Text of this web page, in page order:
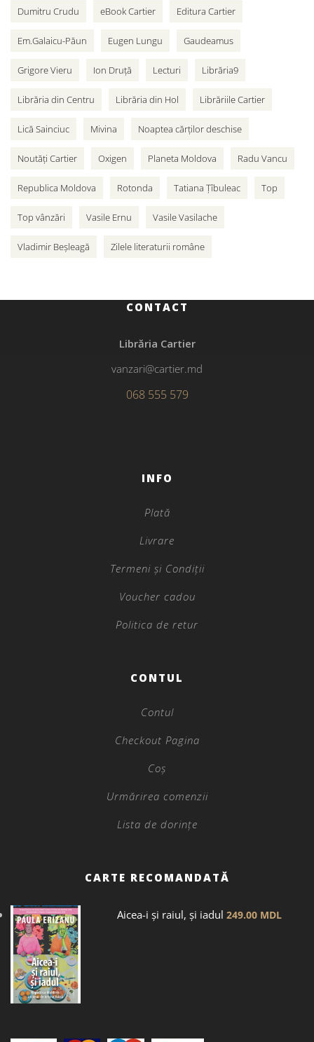
Dumitru Crudu eBook Cartier Editura Cartier
Em.Galaicu-Păun Eugen Lungu Gaudeamus
Grigore Vieru Ion Druță Lecturi Librăria9
Librăria din Centru Librăria din Hol Librăriile Cartier
Lică Sainciuc Mivina Noaptea cărților deschise
Noutăți Cartier Oxigen Planeta Moldova Radu Vancu
Republica Moldova Rotonda Tatiana Țîbuleac Top
Top vânzări Vasile Ernu Vasile Vasilache
Vladimir Beșleagă Zilele literaturii române
CONTACT
Librăria Cartier
vanzari@cartier.md
068 555 579
INFO
Plată
Livrare
Termeni și Condiții
Voucher cadou
Politica de retur
CONTUL
Contul
Checkout Pagina
Coș
Urmărirea comenzii
Lista de dorințe
CARTE RECOMANDATĂ
Aicea-i și raiul, și iadul 249.00 MDL